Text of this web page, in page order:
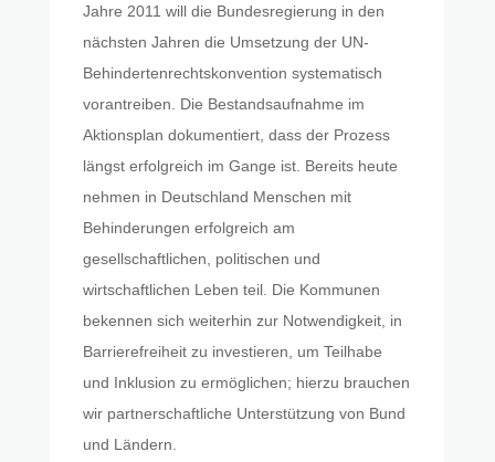
Jahre 2011 will die Bundesregierung in den
nächsten Jahren die Umsetzung der UN-
Behindertenrechtskonvention systematisch
vorantreiben. Die Bestandsaufnahme im
Aktionsplan dokumentiert, dass der Prozess
längst erfolgreich im Gange ist. Bereits heute
nehmen in Deutschland Menschen mit
Behinderungen erfolgreich am
gesellschaftlichen, politischen und
wirtschaftlichen Leben teil. Die Kommunen
bekennen sich weiterhin zur Notwendigkeit, in
Barrierefreiheit zu investieren, um Teilhabe
und Inklusion zu ermöglichen; hierzu brauchen
wir partnerschaftliche Unterstützung von Bund
und Ländern.